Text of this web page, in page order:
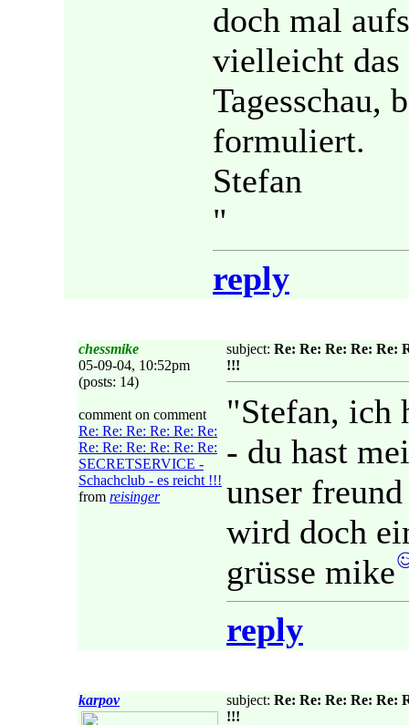
doch mal
vielleicht
Tagesschau,
formuliert.
Stefan
"
reply
chessmike
05-09-04, 10:52pm
(posts: 14)
comment on comment
Re: Re: Re: Re: Re: Re:
Re: Re: Re: Re: Re: Re:
SECRETSERVICE -
Schachclub - es reicht !!!
from reisinger
subject: Re: Re: Re: Re: Re:
!!!
"Stefan, ich
- du hast
unser
wird doch
grüsse mike
reply
karpov subject: Re: Re: Re: Re: Re:
!!!